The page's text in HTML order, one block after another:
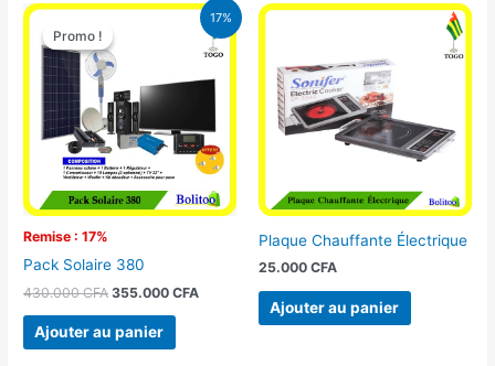
17%
Promo !
Remise : 17%
Promo !
Pack Solaire 380
430.000CFA
Le
initial
était :
430.000 CFA.
355.000CFA
Le
prix
actuel
est :
355.000 CFA.
Ajouter au panier
Plaque Chauffante Électrique
25.000 CFA
Ajouter au panier